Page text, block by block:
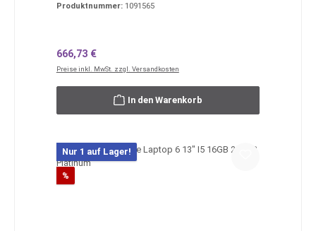
Produktnummer: 1091565
Regulärer Preis:
666,73 €
Preise inkl. MwSt. zzgl. Versandkosten
In den Warenkorb
Nur 1 auf Lager!
%Rabatt